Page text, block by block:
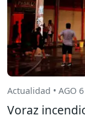
Actualidad • AGO
Voraz